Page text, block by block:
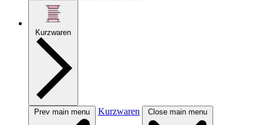
Kurzwaren
Prev main menu Kurzwaren Close main menu